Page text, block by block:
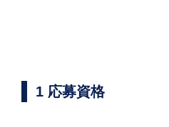
1 応募資格